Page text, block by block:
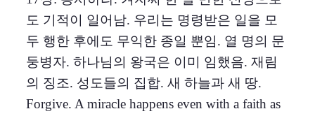
도 기적이 일어남. 우리는 명령받은 일을 모
두 행한 후에도 무익한 종일 뿐임. 열 명의 문
둥병자. 하나님의 왕국은 이미 임했음. 재림
의 징조. 성도들의 집합. 새 하늘과 새 땅.
Forgive. A miracle happens even with a faith as